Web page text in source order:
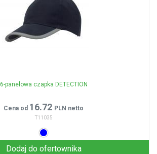
6-panelowa czapka DETECTION
Cena od 16.72 PLN netto
T11035
Dodaj do ofertownika